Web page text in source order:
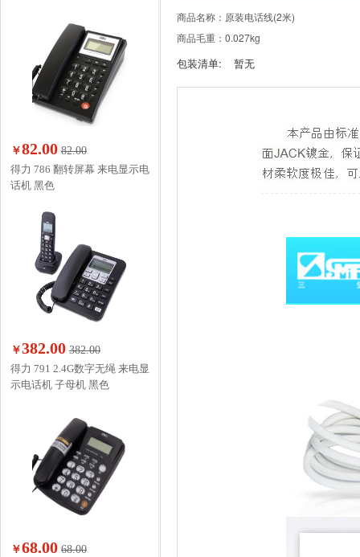
￥82.00 82.00
得力 786 翻转屏幕 来电显示电
话机 黑色
￥382.00 382.00
得力 791 2.4G数字无绳 来电显
示电话机 子母机 黑色
￥68.00 68.00
商品名称：原装电话线(2米)
商品毛重：0.027kg
包装清单: 暂无